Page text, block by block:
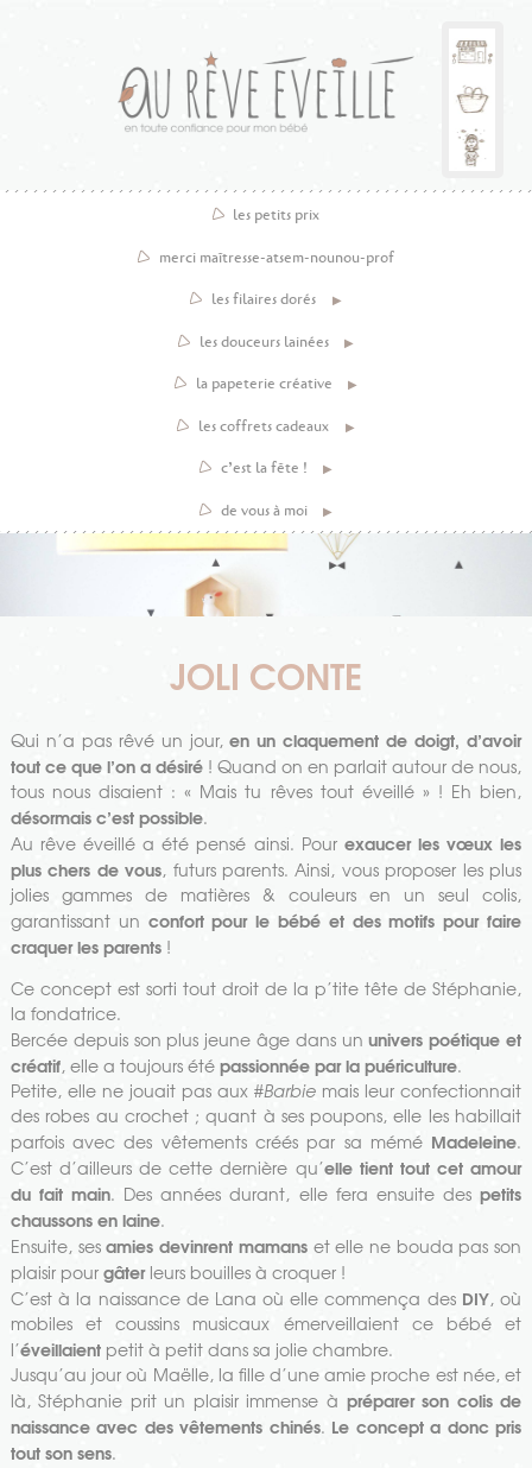
les petits prix
merci maîtresse-atsem-nounou-prof
les filaires dorés
les douceurs lainées
la papeterie créative
les coffrets cadeaux
c’est la fête !
de vous à moi
JOLI CONTE
Qui n’a pas rêvé un jour,en un claquement de doigt, d’avoir
tout ce que l’on a désiré! Quand on en parlait autour de nous,
tous nous disaient : « Mais tu rêves tout éveillé » ! Eh bien,
désormais c’est possible.
Au rêve éveillé a été pensé ainsi. Pour exaucer les vœux les
plus chers de vous, futurs parents. Ainsi, vous proposer les plus
jolies gammes de matières & couleurs en un seul colis,
garantissant un confort pour le bébé et des motifs pour faire
craquer les parents!
Ce concept est sorti tout droit de la p’tite tête de Stéphanie,
la fondatrice.
Bercée depuis son plus jeune âge dans ununivers poétique et
créatif, elle a toujours étépassionnée par la puériculture.
Petite, elle ne jouait pas aux #Barbie mais leur confectionnait
des robes au crochet ; quant à ses poupons, elle les habillait
parfois avec des vêtements créés par sa mémé Madeleine.
C’est d’ailleurs de cette dernière qu’elle tient tout cet amour
du fait main. Des années durant, elle fera ensuite despetits
chaussons en laine.
Ensuite, sesamies devinrent mamanset elle ne bouda pas son
plaisir pourgâterleurs bouilles à croquer !
C’est à la naissance de Lana où elle commença des DIY, où
mobiles et coussins musicaux émerveillaient ce bébé et
l’éveillaientpetit à petit dans sa jolie chambre.
Jusqu’au jour où Maëlle, la fille d’une amie proche est née, et
là, Stéphanie prit un plaisir immense à préparer son colis de
naissance avec des vêtements chinés. Le concept a donc pris
tout son sens.